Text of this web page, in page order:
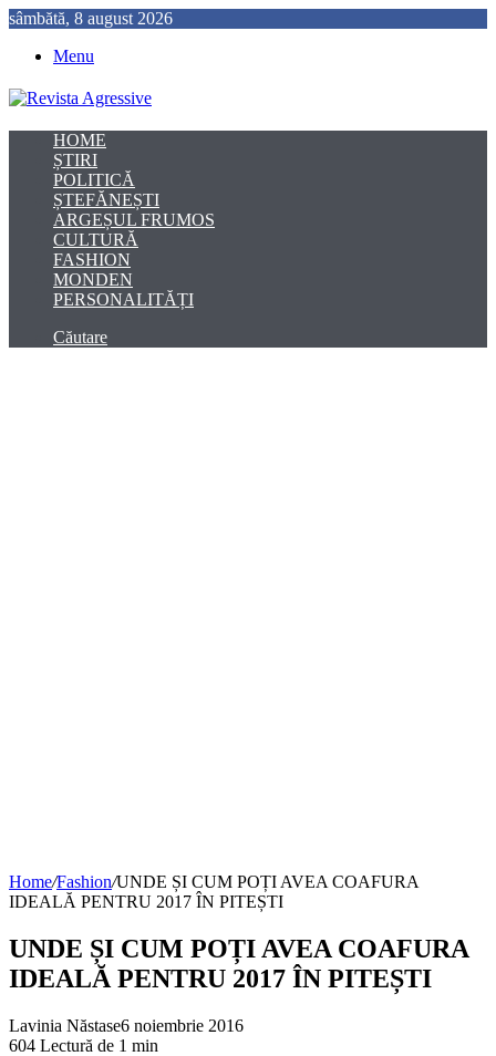
sâmbătă, 8 august 2026
Menu
HOME
ȘTIRI
POLITICĂ
ȘTEFĂNEȘTI
ARGEȘUL FRUMOS
CULTURĂ
FASHION
MONDEN
PERSONALITĂȚI
Căutare
Home/Fashion/UNDE ȘI CUM POȚI AVEA COAFURA
IDEALĂ PENTRU 2017 ÎN PITEȘTI
UNDE ȘI CUM POȚI AVEA COAFURA
IDEALĂ PENTRU 2017 ÎN PITEȘTI
Lavinia Năstase6 noiembrie 2016
604 Lectură de 1 min